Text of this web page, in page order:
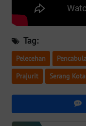
Tag:
Pelecehan
Prajurit Serang Kota
WN
WN
SUMSEL
WN